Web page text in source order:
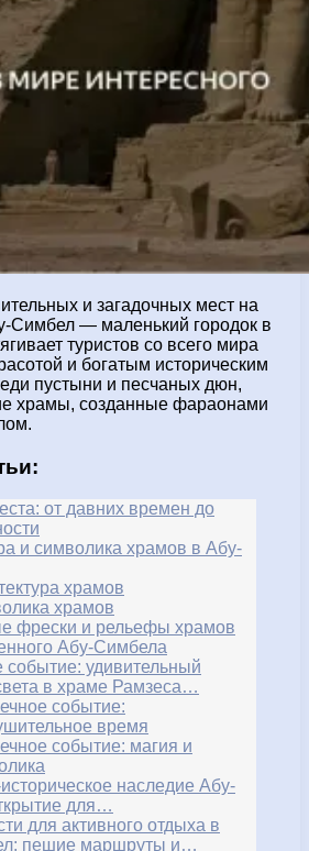
и загадочных мест на
Симбел — маленький городок в
туристов со всего мира
и богатым историческим
пустыни и песчаных дюн,
храмы, созданные фараонами
от давних времен до
и символика храмов в Абу-
храмов
храмов
фрески и рельефы храмов
Абу-Симбела
событие: удивительный
в храме Рамзеса…
событие:
время
событие: магия и
историческое наследие Абу-
для…
для активного отдыха в
пешие маршруты и…